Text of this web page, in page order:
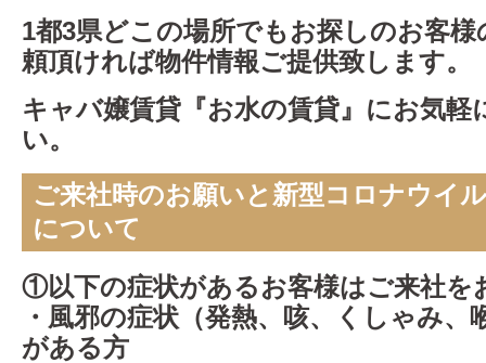
1都3県どこの場所でもお探しのお客様
頼頂ければ物件情報ご提供致します。
キャバ嬢賃貸『お水の賃貸』にお気軽
い。
ご来社時のお願いと新型コロナウイ
について
①以下の症状があるお客様はご来社を
・風邪の症状（発熱、咳、くしゃみ、
がある方